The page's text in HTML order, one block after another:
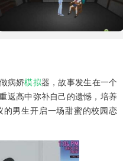
病娇模拟器，故事发生在一个
返高中弥补自己的遗憾，培养
男生开启一场甜蜜的校园恋